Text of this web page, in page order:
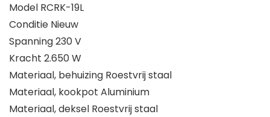
Model RCRK-19L
Conditie Nieuw
Spanning 230 V
Kracht 2.650 W
Materiaal, behuizing Roestvrij staal
Materiaal, kookpot Aluminium
Materiaal, deksel Roestvrij staal